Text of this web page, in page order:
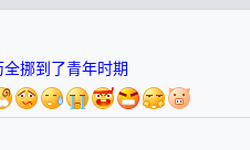
挪到了青年时期